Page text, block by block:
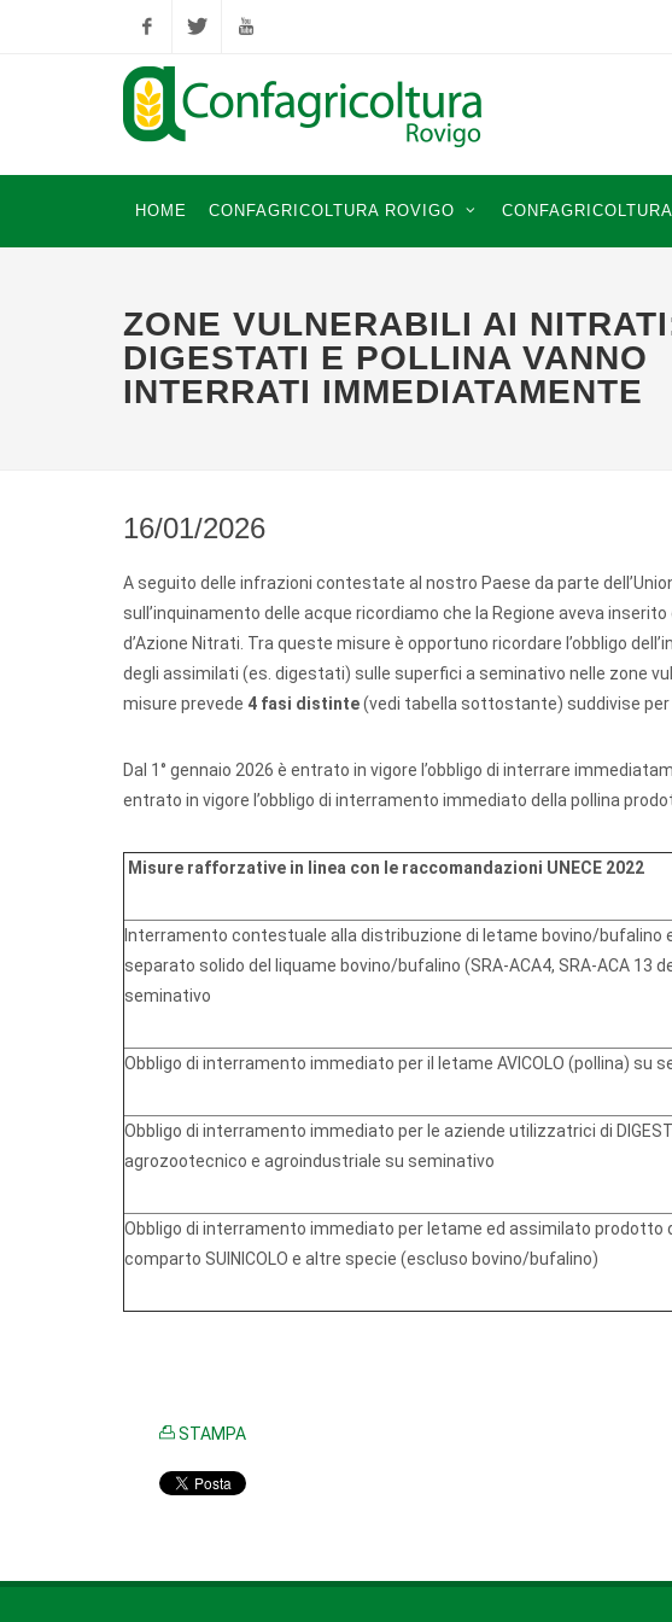
FacebookTwitter YouTube
HOME CONFAGRICOLTURA ROVIGO
ZONE VULNERABILI AI
DIGESTATI E POLLINA VANNO
INTERRATI IMMEDIATAMENTE
16/01/2026
A seguito delle infrazioni contestate al nostro Paese da parte
sull’inquinamento delle acque ricordiamo che la Regione aveva
d’Azione Nitrati. Tra queste misure è opportuno ricordare l’obbligo
degli assimilati (es. digestati) sulle superfici a seminativo nelle zone
misure prevede 4 fasi distinte(vedi tabella sottostante) suddivise
Dal 1° gennaio 2026 è entrato in vigore l’obbligo di interrare
entrato in vigore l’obbligo di interramento immediato della pollina
Misure rafforzative in linea con le raccomandazioni UNECE 2022
Interramento contestuale alla distribuzione di letame bovino/bufalino
separato solido del liquame bovino/bufalino (SRA-ACA4, SRA-ACA 13
seminativo
Obbligo di interramento immediato per il letame AVICOLO (pollina) su
Obbligo di interramento immediato per le aziende utilizzatrici di
agrozootecnico e agroindustriale su seminativo
Obbligo di interramento immediato per letame ed assimilato prodotto
comparto SUINICOLO e altre specie (escluso bovino/bufalino)
STAMPA